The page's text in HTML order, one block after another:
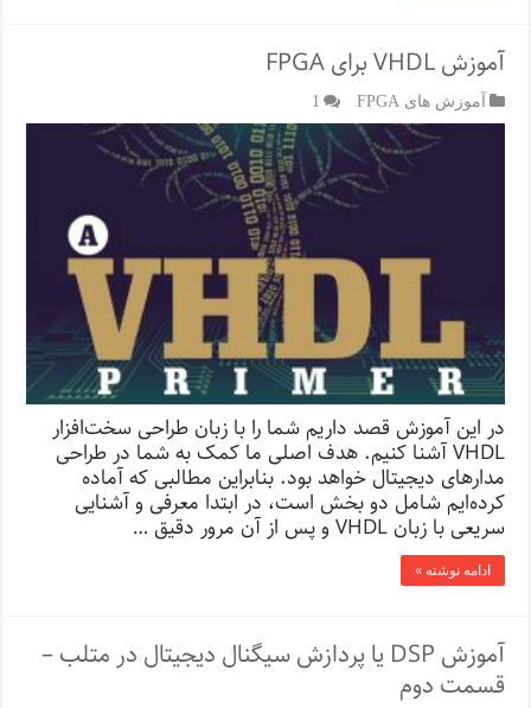
آموزش VHDL برای FPGA
آموزش های FPGA 1
در این آموزش قصد داریم شما را با زبان طراحی سخت‌افزار
VHDL آشنا کنیم. هدف اصلی ما کمک به شما در طراحی
مدارهای دیجیتال خواهد بود. بنابراین مطالبی که آماده
کرده‌ایم شامل دو بخش است، در ابتدا معرفی و آشنایی
سریعی با زبان VHDL و پس از آن مرور دقیق …
ادامه نوشته »
آموزش DSP یا پردازش سیگنال دیجیتال در متلب –
قسمت دوم